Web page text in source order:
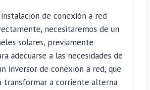
instalación de conexión a red
necesitaremos de un
solares, previamente
adecuarse a las necesidades de
inversor de conexión a red, que
transformar a corriente alterna